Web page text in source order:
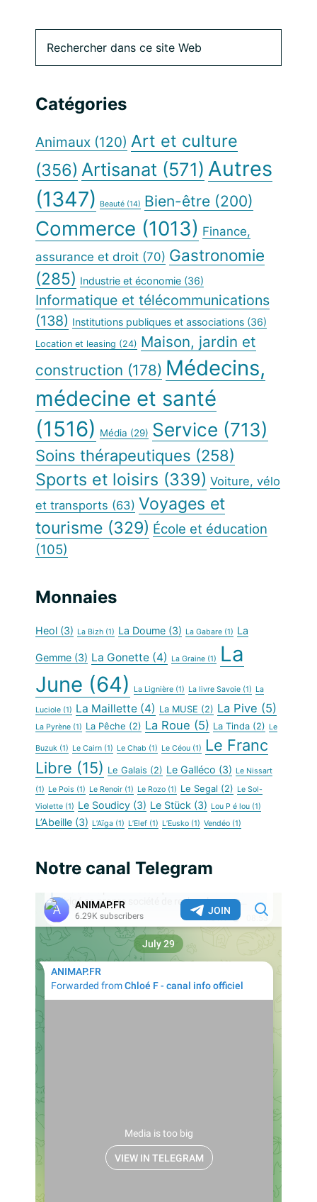
Barre
latérale
principale
dans
Web
Catégories
Animaux (120) Art et culture
(356) Artisanat (571) Autres
(1347)
Beauté (14) Bien-être (200)
Commerce (1013) Finance,
assurance et droit (70) Gastronomie
(285) Industrie et économie (36)
Informatique et télécommunications
(138) Institutions publiques et associations (36)
Location et leasing (24) Maison, jardin et
construction (178) Médecins,
médecine et santé
(1516) Média (29) Service (713)
Soins thérapeutiques (258)
Sports et loisirs (339) Voiture, vélo
et transports (63) Voyages et
tourisme (329) École et éducation
(105)
Monnaies
Heol (3) La Bizh (1) La Doume (3) La Gabare (1) La
Gemme (3) La Gonette (4) La Graine (1)
La
June (64) La Lignière (1) La livre Savoie (1) La
Luciole (1) La Maillette (4) La MUSE (2) La Pive (5)
La Pyrène (1) La Pêche (2) La Roue (5) La Tinda (2) Le
Buzuk (1) Le Cairn (1) Le Chab (1) Le Céou (1)
Le Franc
Libre (15) Le Galais (2) Le Galléco (3) Le Nissart
(1) Le Pois (1) Le Renoir (1) Le Rozo (1) Le Segal (2) Le Sol-
Violette (1) Le Soudicy (3) Le Stück (3) Lou P é lou (1)
L’Abeille (3) L’Aïga (1) L’Elef (1) L’Eusko (1) Vendéo (1)
Notre canal Telegram